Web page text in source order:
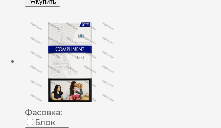
Купить
Фасовка:
Блок